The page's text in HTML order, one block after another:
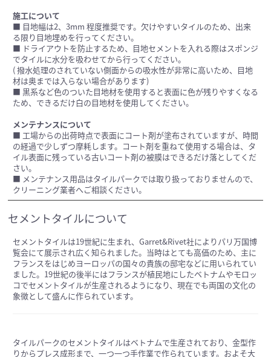
施工について
■ 目地幅は2、3mm 程度推奨です。欠けやすいタイルのため、出来
る限り目地埋めを行ってください。
■ ドライアウトを防止するため、目地セメントを入れる際はスポンジ
でタイルに水分を吸わせてから行ってください。
( 撥水処理のされていない側面からの吸水性が非常に高いため、目地
材は奥までは入らない場合があります)
■ 黒系など色のついた目地材を使用すると表面に色が残りやすくなる
ため、できるだけ白の目地材を使用してください。
メンテナンスについて
■ 工場からの出荷時点で表面にコート剤が塗布されていますが、時間
の経過で少しずつ摩耗します。コート剤を重ねて使用する場合は、タ
イル表面に残っている古いコート剤の被膜はできるだけ落としてくだ
さい。
■ メンテナンス用品はタイルパークでは取り扱っておりませんので、
クリーニング業者へご相談ください。
セメントタイルについて
セメントタイルは19世紀に生まれ、Garret&Rivet社によりパリ万国博
覧会にて展示され広く知られました。当時はとても高価のため、主に
フランスをはじめヨーロッパの国々の貴族の邸宅などに用いられてい
ました。19世紀の後半にはフランスが植民地にしたベトナムやモロッ
コでセメントタイルが生産されるようになり、現在でも両国の文化の
象徴として盛んに作られています。
タイルパークのセメントタイルはベトナムで生産されており、金型作
りからプレス成形まで、一つ一つ手作業で作られています。およそ大